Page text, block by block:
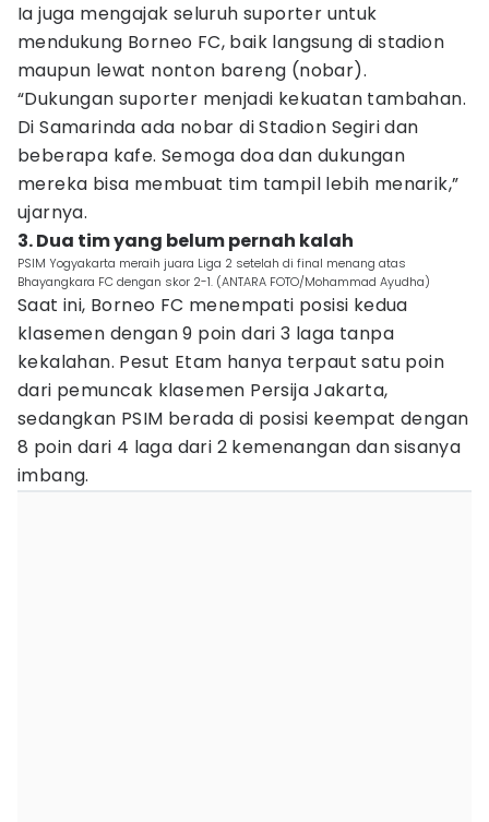
Ia juga mengajak seluruh suporter untuk
mendukung Borneo FC, baik langsung di stadion
maupun lewat nonton bareng (nobar).
“Dukungan suporter menjadi kekuatan tambahan.
Di Samarinda ada nobar di Stadion Segiri dan
beberapa kafe. Semoga doa dan dukungan
mereka bisa membuat tim tampil lebih menarik,”
ujarnya.
3. Dua tim yang belum pernah kalah
PSIM Yogyakarta meraih juara Liga 2 setelah di final menang atas
Bhayangkara FC dengan skor 2-1. (ANTARA FOTO/Mohammad Ayudha)
Saat ini, Borneo FC menempati posisi kedua
klasemen dengan 9 poin dari 3 laga tanpa
kekalahan. Pesut Etam hanya terpaut satu poin
dari pemuncak klasemen Persija Jakarta,
sedangkan PSIM berada di posisi keempat dengan
8 poin dari 4 laga dari 2 kemenangan dan sisanya
imbang.